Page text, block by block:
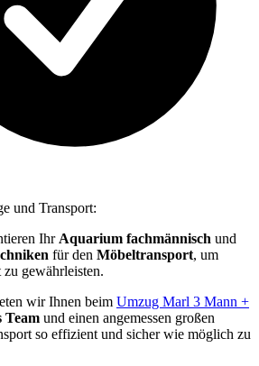
und Transport:
Ihr Aquarium fachmännisch und
für den Möbeltransport, um
zu gewährleisten.
wir Ihnen beim Umzug Marl 3 Mann +
Team und einen angemessen großen
so effizient und sicher wie möglich zu